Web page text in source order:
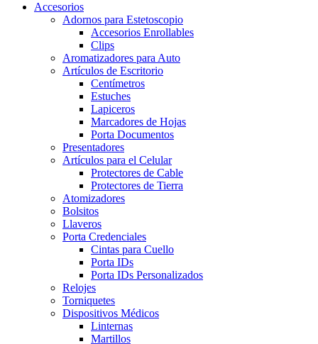
Accesorios
Adornos para Estetoscopio
Accesorios Enrollables
Clips
Aromatizadores para Auto
Artículos de Escritorio
Centímetros
Estuches
Lapiceros
Marcadores de Hojas
Porta Documentos
Presentadores
Artículos para el Celular
Protectores de Cable
Protectores de Tierra
Atomizadores
Bolsitos
Llaveros
Porta Credenciales
Cintas para Cuello
Porta IDs
Porta IDs Personalizados
Relojes
Torniquetes
Dispositivos Médicos
Linternas
Martillos